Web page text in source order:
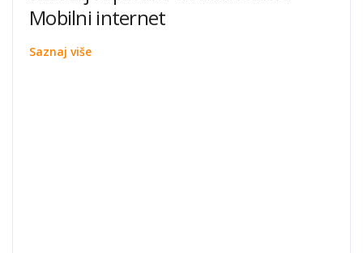
Mobilni internet
Saznaj više